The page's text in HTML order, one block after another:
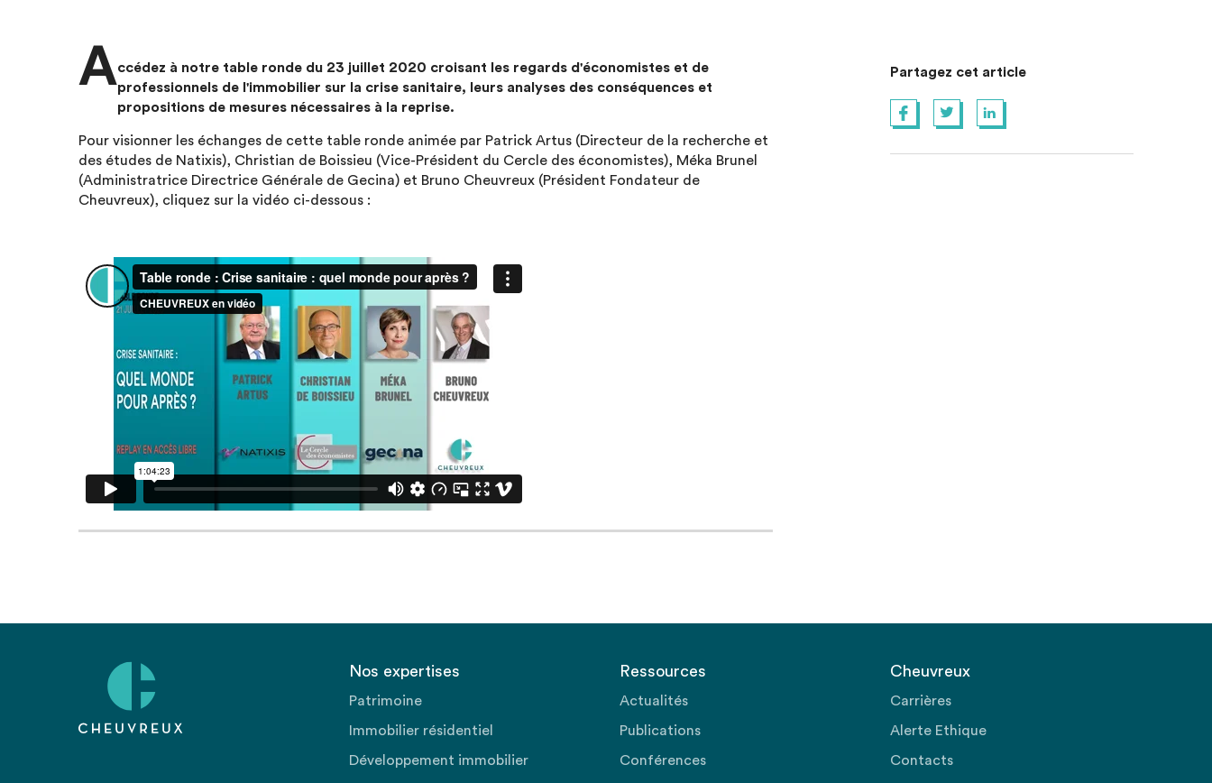
Accédez à notre table ronde du 23 juillet 2020 croisant les regards d'économistes et de
professionnels de l'immobilier sur la crise sanitaire, leurs analyses des conséquences et
propositions de mesures nécessaires à la reprise.
Pour visionner les échanges de cette table ronde animée par Patrick Artus (Directeur de la recherche et
des études de Natixis), Christian de Boissieu (Vice-Président du Cercle des économistes), Méka Brunel
(Administratrice Directrice Générale de Gecina) et Bruno Cheuvreux (Président Fondateur de
Cheuvreux), cliquez sur la vidéo ci-dessous :
Partagez cet article
Nos expertises
Patrimoine
Immobilier résidentiel
Développement immobilier
Ressources
Actualités
Publications
Conférences
Cheuvreux
Carrières
Alerte Ethique
Contacts